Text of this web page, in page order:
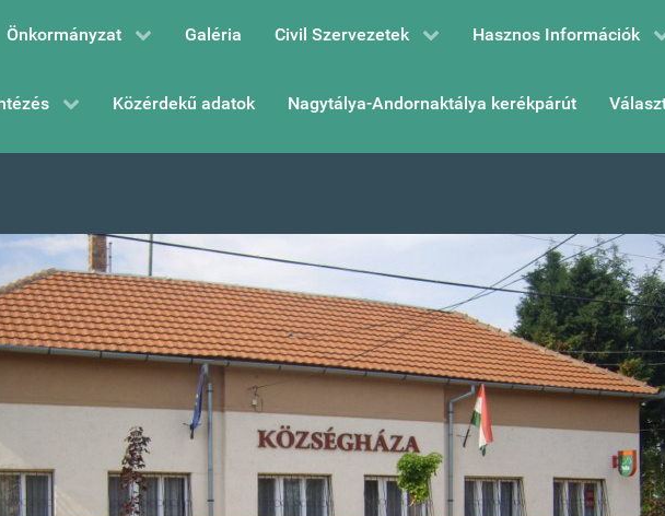
Önkormányzat Galéria Civil Szervezetek Hasznos Információk
Közérdekű adatok Nagytálya-Andornaktálya kerékpárút